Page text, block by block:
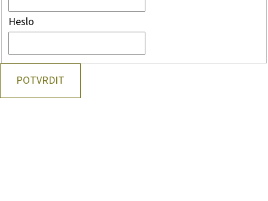
Heslo
POTVRDIT